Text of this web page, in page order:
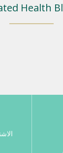
Health